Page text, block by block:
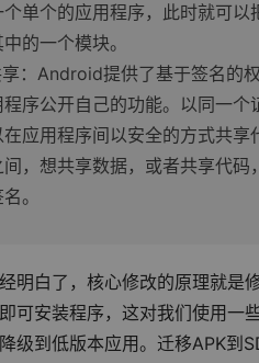
单个的应用程序，此时就可
的一个模块。
：Android提供了基于签名的
序公开自己的功能。以同一
应用程序间以安全的方式共享
，想共享数据，或者共享代
。
明白了，核心修改的原理就是
可安装程序，这对我们使用
级到低版本应用。迁移APK到